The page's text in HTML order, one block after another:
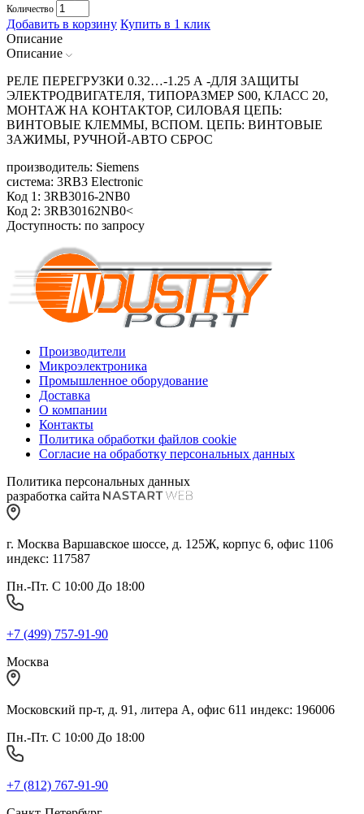
Количество
Добавить в корзину Купить в 1 клик
Описание
Описание
РЕЛЕ ПЕРЕГРУЗКИ 0.32…-1.25 A -ДЛЯ ЗАЩИТЫ
ЭЛЕКТРОДВИГАТЕЛЯ, ТИПОРАЗМЕР S00, КЛАСС 20,
МОНТАЖ НА КОНТАКТОР, СИЛОВАЯ ЦЕПЬ:
ВИНТОВЫЕ КЛЕММЫ, ВСПОМ. ЦЕПЬ: ВИНТОВЫЕ
ЗАЖИМЫ, РУЧНОЙ-АВТО СБРОС
производитель: Siemens
система: 3RB3 Electronic
Код 1: 3RB3016-2NB0
Код 2: 3RB30162NB0<
Доступность: по запросу
Производители
Микроэлектроника
Промышленное оборудование
Доставка
О компании
Контакты
Политика обработки файлов cookie
Согласие на обработку персональных данных
Политика персональных данных
разработка сайта
г. Москва Варшавское шоссе, д. 125Ж, корпус 6, офис 1106
индекс: 117587
Пн.-Пт. С 10:00 До 18:00
+7 (499) 757-91-90
Москва
Московский пр-т, д. 91, литера А, офис 611 индекс: 196006
Пн.-Пт. С 10:00 До 18:00
+7 (812) 767-91-90